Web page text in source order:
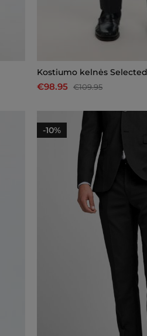
Kostiumo kelnės Selected
€98.95 €109.95
-10%